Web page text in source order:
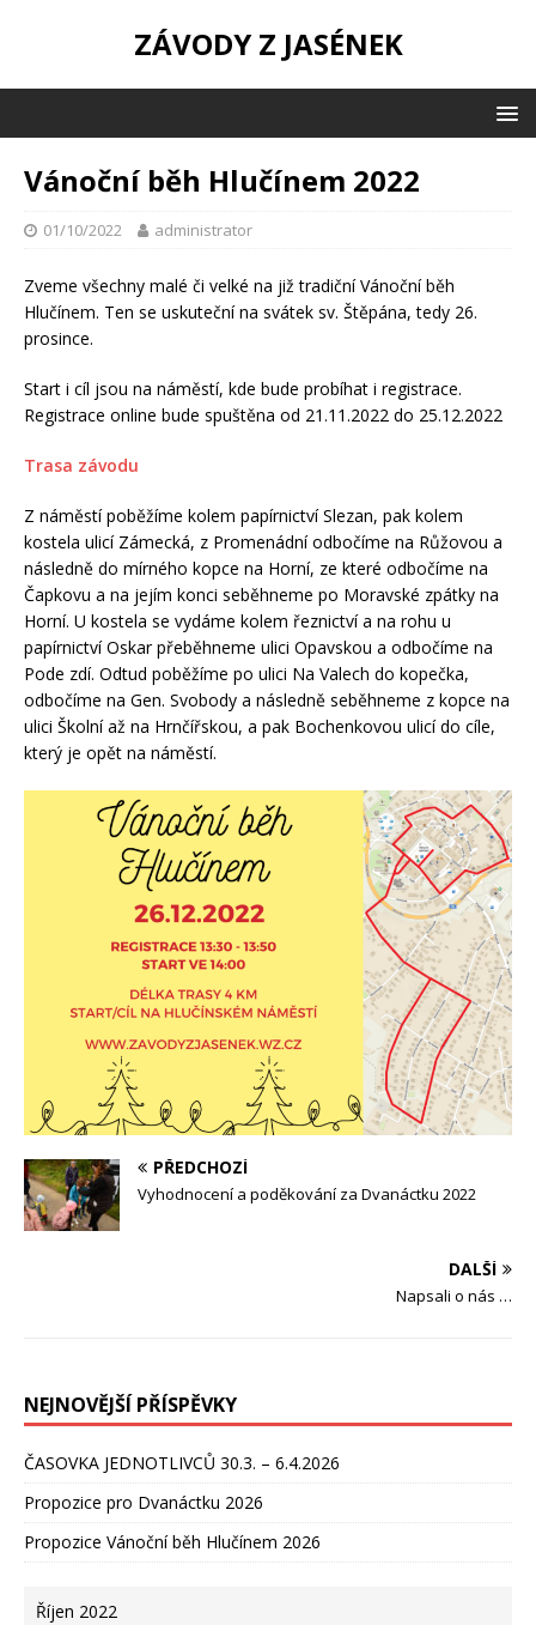
ZÁVODY Z JASÉNEK
Vánoční běh Hlučínem 2022
01/10/2022 administrator
Zveme všechny malé či velké na již tradiční Vánoční běh
Hlučínem. Ten se uskuteční na svátek sv. Štěpána, tedy 26.
prosince.
Start i cíl jsou na náměstí, kde bude probíhat i registrace.
Registrace online bude spuštěna od 21.11.2022 do 25.12.2022
Trasa závodu
Z náměstí poběžíme kolem papírnictví Slezan, pak kolem
kostela ulicí Zámecká, z Promenádní odbočíme na Růžovou a
následně do mírného kopce na Horní, ze které odbočíme na
Čapkovu a na jejím konci seběhneme po Moravské zpátky na
Horní. U kostela se vydáme kolem řeznictví a na rohu u
papírnictví Oskar přeběhneme ulici Opavskou a odbočíme na
Pode zdí. Odtud poběžíme po ulici Na Valech do kopečka,
odbočíme na Gen. Svobody a následně seběhneme z kopce na
ulici Školní až na Hrnčířskou, a pak Bochenkovou ulicí do cíle,
který je opět na náměstí.
PŘEDCHOZÍ
Vyhodnocení a poděkování za Dvanáctku 2022
DALŠÍ
Napsali o nás …
NEJNOVĚJŠÍ PŘÍSPĚVKY
ČASOVKA JEDNOTLIVCŮ 30.3. – 6.4.2026
Propozice pro Dvanáctku 2026
Propozice Vánoční běh Hlučínem 2026
Říjen 2022